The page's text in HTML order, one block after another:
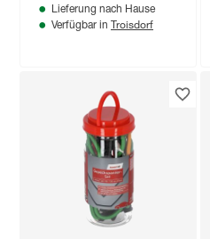
Lieferung nach Hause
Verfügbar in Troisdorf